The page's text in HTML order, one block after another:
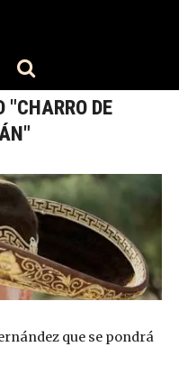
"CHARRO DE
que se pondrá